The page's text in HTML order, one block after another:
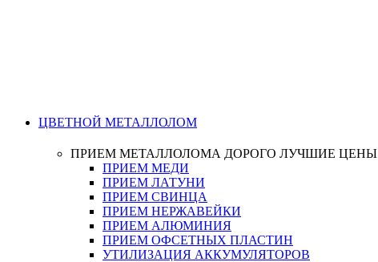
ЦВЕТНОЙ МЕТАЛЛОЛОМ
ПРИЕМ МЕТАЛЛОЛОМА ДОРОГО ЛУЧШИЕ ЦЕНЫ
ПРИЕМ МЕДИ
ПРИЕМ ЛАТУНИ
ПРИЕМ СВИНЦА
ПРИЕМ НЕРЖАВЕЙКИ
ПРИЕМ АЛЮМИНИЯ
ПРИЕМ ОФСЕТНЫХ ПЛАСТИН
УТИЛИЗАЦИЯ АККУМУЛЯТОРОВ